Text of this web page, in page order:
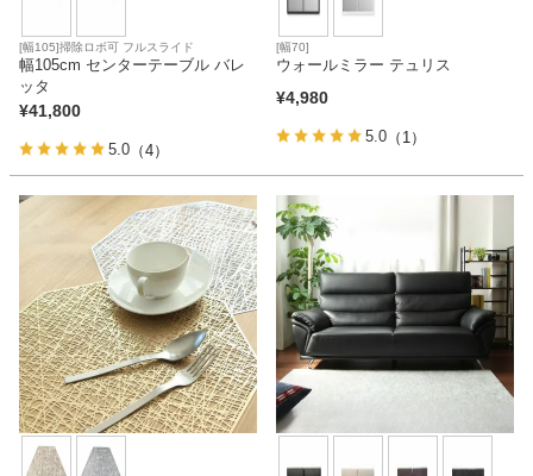
[幅105]掃除ロボ可 フルスライド
幅105cm センターテーブル バレ
ッタ
¥41,800
5.0 （4）
[幅70]
ウォールミラー テュリス
¥4,980
5.0 （1）